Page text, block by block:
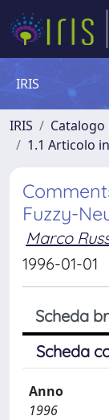
IRIS
IRIS Catalogo
1.1 Articolo
Fuzzy-
Marco
1996-01-01
Scheda
Scheda
Anno
1996